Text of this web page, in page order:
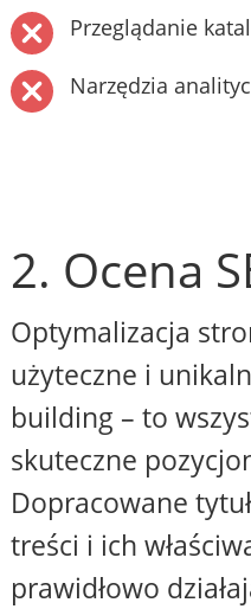
Przeglądanie
Narzędzia
2. Ocena
Optymalizacja
użyteczne i
building – to
skuteczne
Dopracowane
treści i ich
prawidłowo